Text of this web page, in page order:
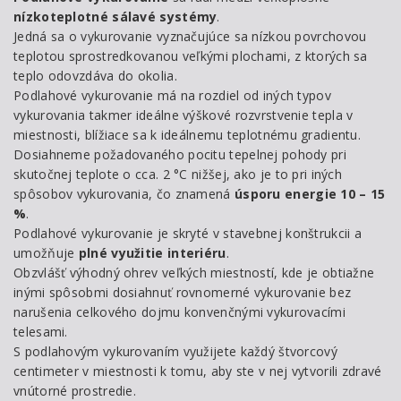
nízkoteplotné sálavé systémy.
Jedná sa o vykurovanie vyznačujúce sa nízkou povrchovou
teplotou sprostredkovanou veľkými plochami, z ktorých sa
teplo odovzdáva do okolia.
Podlahové vykurovanie má na rozdiel od iných typov
vykurovania takmer ideálne výškové rozvrstvenie tepla v
miestnosti, blížiace sa k ideálnemu teplotnému gradientu.
Dosiahneme požadovaného pocitu tepelnej pohody pri
skutočnej teplote o cca. 2 °C nižšej, ako je to pri iných
spôsobov vykurovania, čo znamená úsporu energie 10 – 15
%.
Podlahové vykurovanie je skryté v stavebnej konštrukcii a
umožňuje plné využitie interiéru.
Obzvlášť výhodný ohrev veľkých miestností, kde je obtiažne
inými spôsobmi dosiahnuť rovnomerné vykurovanie bez
narušenia celkového dojmu konvenčnými vykurovacími
telesami.
S podlahovým vykurovaním využijete každý štvorcový
centimeter v miestnosti k tomu, aby ste v nej vytvorili zdravé
vnútorné prostredie.